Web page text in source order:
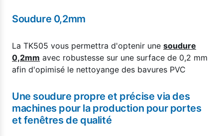
Soudure 0,2mm
La TK505 vous permettra d'optenir une soudure
0,2mm avec robustesse sur une surface de 0,2 mm
afin d'opimisé le nettoyange des bavures PVC
Une soudure propre et précise via des
machines pour la production pour portes
et fenêtres de qualité